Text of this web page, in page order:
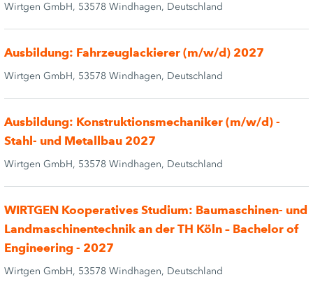
Wirtgen GmbH, 53578 Windhagen, Deutschland
Ausbildung: Fahrzeuglackierer (m/w/d) 2027
Wirtgen GmbH, 53578 Windhagen, Deutschland
Ausbildung: Konstruktionsmechaniker (m/w/d) -
Stahl- und Metallbau 2027
Wirtgen GmbH, 53578 Windhagen, Deutschland
WIRTGEN Kooperatives Studium: Baumaschinen- und
Landmaschinentechnik an der TH Köln – Bachelor of
Engineering - 2027
Wirtgen GmbH, 53578 Windhagen, Deutschland